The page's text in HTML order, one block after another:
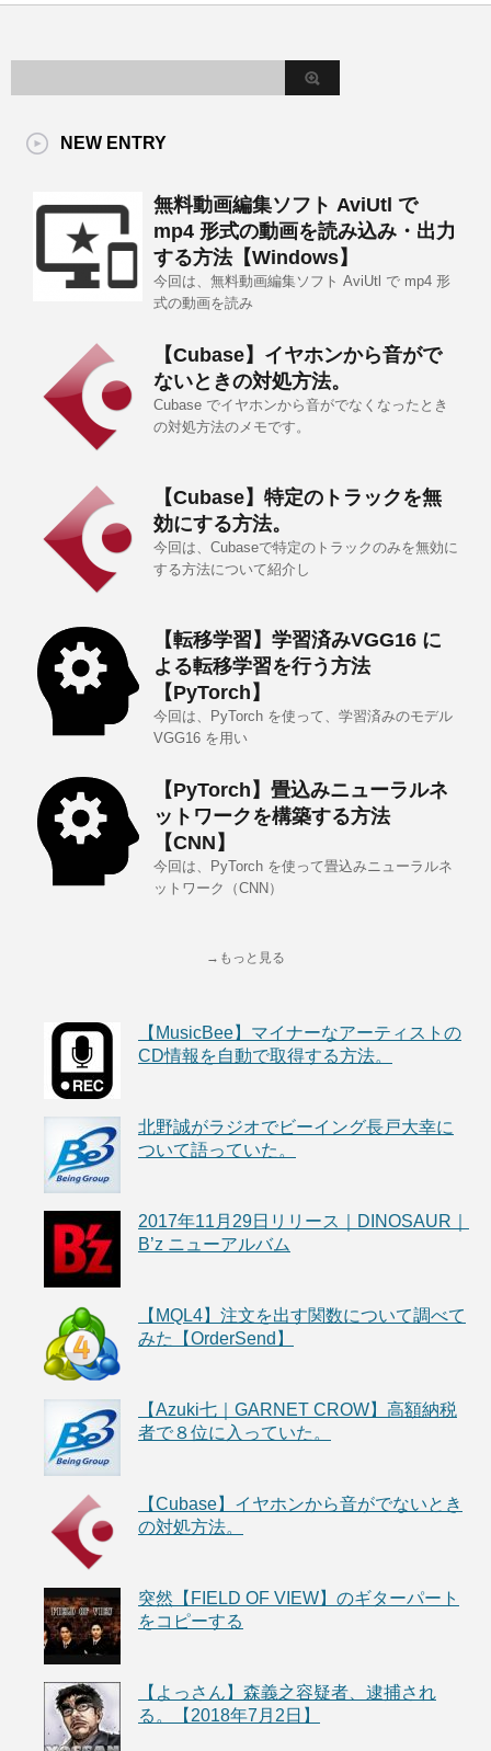
NEW ENTRY
無料動画編集ソフト AviUtl で
mp4 形式の動画を読み込み・出力
する方法【Windows】
今回は、無料動画編集ソフト AviUtl で mp4 形
式の動画を読み
【Cubase】イヤホンから音がで
ないときの対処方法。
Cubase でイヤホンから音がでなくなったとき
の対処方法のメモです。
【Cubase】特定のトラックを無
効にする方法。
今回は、Cubaseで特定のトラックのみを無効に
する方法について紹介し
【転移学習】学習済みVGG16 に
よる転移学習を行う方法
【PyTorch】
今回は、PyTorch を使って、学習済みのモデル
VGG16 を用い
【PyTorch】畳込みニューラルネ
ットワークを構築する方法
【CNN】
今回は、PyTorch を使って畳込みニューラルネ
ットワーク（CNN）
→もっと見る
【MusicBee】マイナーなアーティストの
CD情報を自動で取得する方法。
北野誠がラジオでビーイング長戸大幸に
ついて語っていた。
2017年11月29日リリース｜DINOSAUR｜
B’z ニューアルバム
【MQL4】注文を出す関数について調べて
みた【OrderSend】
【Azuki七｜GARNET CROW】高額納税
者で８位に入っていた。
【Cubase】イヤホンから音がでないとき
の対処方法。
突然【FIELD OF VIEW】のギターパート
をコピーする
【よっさん】森義之容疑者、逮捕され
る。【2018年7月2日】